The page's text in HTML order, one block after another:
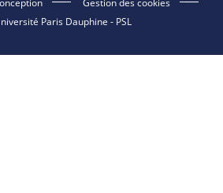
Paris Dauphine - PSL